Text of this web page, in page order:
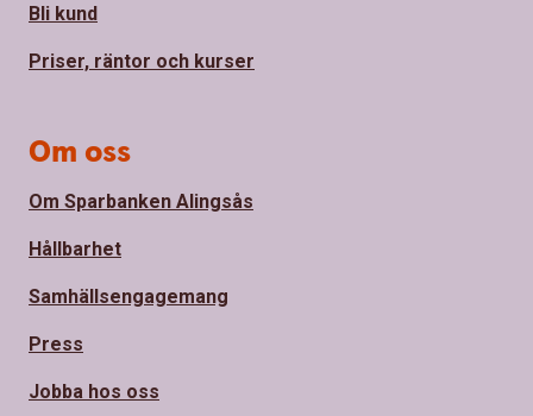
Bli kund
Priser, räntor och kurser
Om oss
Om Sparbanken Alingsås
Hållbarhet
Samhällsengagemang
Press
Jobba hos oss